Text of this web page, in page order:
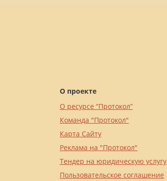
О проекте
О ресурсе “Протокол”
Команда "Протокол"
Карта Сайту
Реклама на "Протокол"
Тендер на юридическую услугу
Пользовательское соглашение